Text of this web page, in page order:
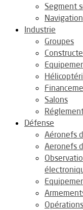
Segment
Navigation
Industrie
Groupes
Salons
Défense
Aéronefs
Aeronefs
Opérations